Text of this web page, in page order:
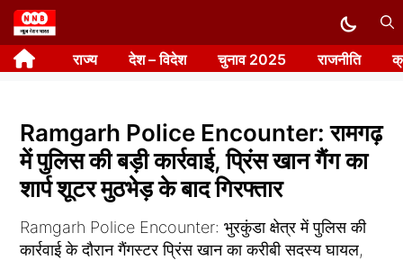
Skip
to
content राज्य देश – विदेश चुनाव 2025 राजनीति
Ramgarh Police Encounter: रामगढ़
में पुलिस की बड़ी कार्रवाई, प्रिंस खान गैंग का
शार्प शूटर मुठभेड़ के बाद गिरफ्तार
Ramgarh Police Encounter: भुरकुंडा क्षेत्र में पुलिस की
कार्रवाई के दौरान गैंगस्टर प्रिंस खान का करीबी सदस्य घायल,